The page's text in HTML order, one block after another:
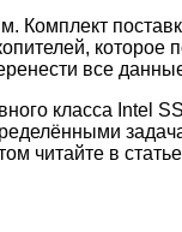
которое
все
класса Intel
читайте в